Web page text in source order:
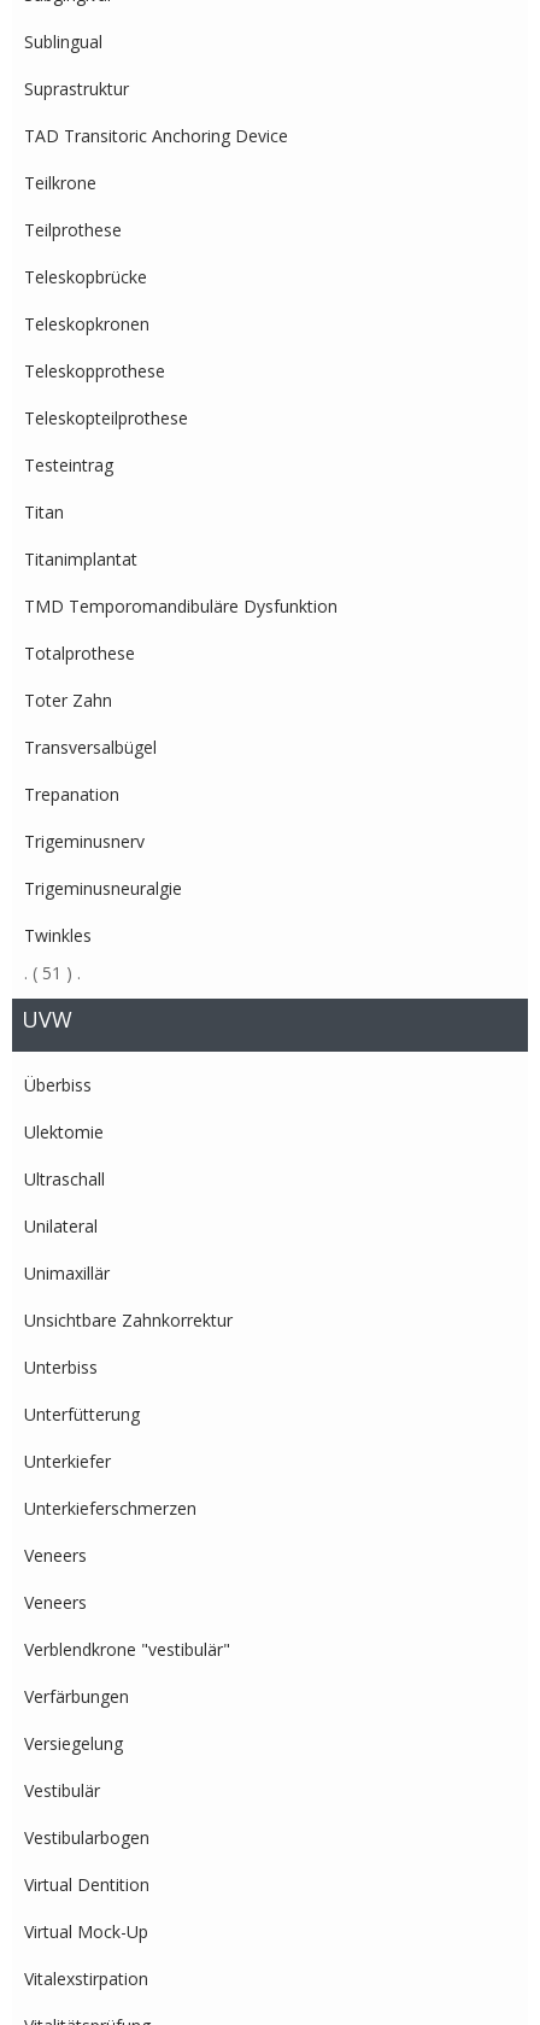
Sublingual
Suprastruktur
TAD Transitoric Anchoring Device
Teilkrone
Teilprothese
Teleskopbrücke
Teleskopkronen
Teleskopprothese
Teleskopteilprothese
Testeintrag
Titan
Titanimplantat
TMD Temporomandibuläre Dysfunktion
Totalprothese
Toter Zahn
Transversalbügel
Trepanation
Trigeminusnerv
Trigeminusneuralgie
Twinkles
. ( 51 ) .
UVW
Überbiss
Ulektomie
Ultraschall
Unilateral
Unimaxillär
Unsichtbare Zahnkorrektur
Unterbiss
Unterfütterung
Unterkiefer
Unterkieferschmerzen
Veneers
Veneers
Verblendkrone "vestibulär"
Verfärbungen
Versiegelung
Vestibulär
Vestibularbogen
Virtual Dentition
Virtual Mock-Up
Vitalexstirpation